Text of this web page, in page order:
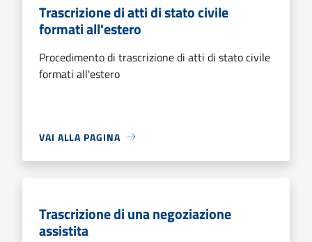
Trascrizione di atti di stato civile
formati all'estero
Procedimento di trascrizione di atti di stato civile
formati all'estero
VAI ALLA PAGINA
Trascrizione di una negoziazione
assistita